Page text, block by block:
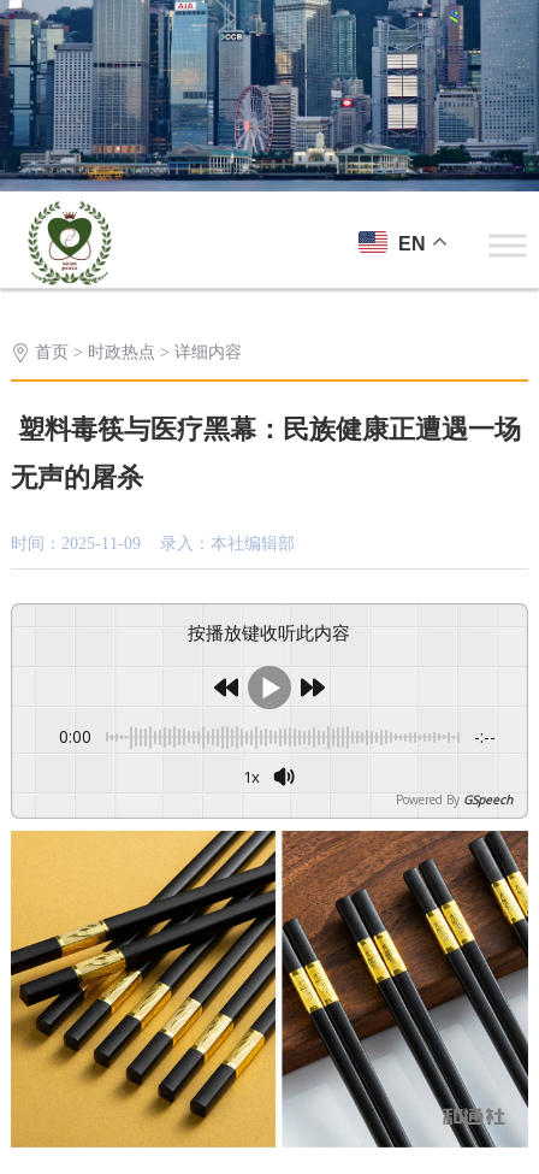
EN
首页 > 时政热点 > 详细内容
塑料毒筷与医疗黑幕：民族健康正遭遇一场
无声的屠杀
时间：2025-11-09 录入：本社编辑部
按播放键收听此内容
0:00 -:--
1x
Powered By GSpeech